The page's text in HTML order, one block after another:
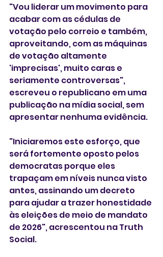
"Vou liderar um movimento para
acabar com as cédulas de
votação pelo correio e também,
aproveitando, com as máquinas
de votação altamente
'imprecisas', muito caras e
seriamente controversas",
escreveu o republicano em uma
publicação na mídia social, sem
apresentar nenhuma evidência.
"Iniciaremos este esforço, que
será fortemente oposto pelos
democratas porque eles
trapaçam em níveis nunca visto
antes, assinando um decreto
para ajudar a trazer honestidade
às eleições de meio de mandato
de 2026", acrescentou na Truth
Social.